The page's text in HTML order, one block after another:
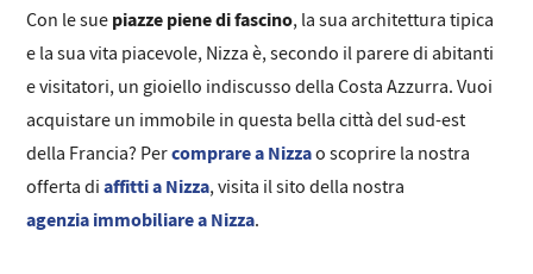
Con le sue piazze piene di fascino, la sua architettura tipica
e la sua vita piacevole, Nizza è, secondo il parere di abitanti
e visitatori, un gioiello indiscusso della Costa Azzurra. Vuoi
acquistare un immobile in questa bella città del sud-est
della Francia? Percomprare a Nizzao scoprire la nostra
offerta diaffitti a Nizza, visita il sito della nostra
agenzia immobiliare a Nizza.